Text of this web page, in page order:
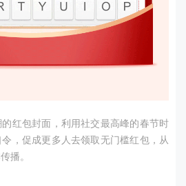
红包封面，利用社交最高峰的春节时
，促成更多人去领取无门槛红包，从
播。